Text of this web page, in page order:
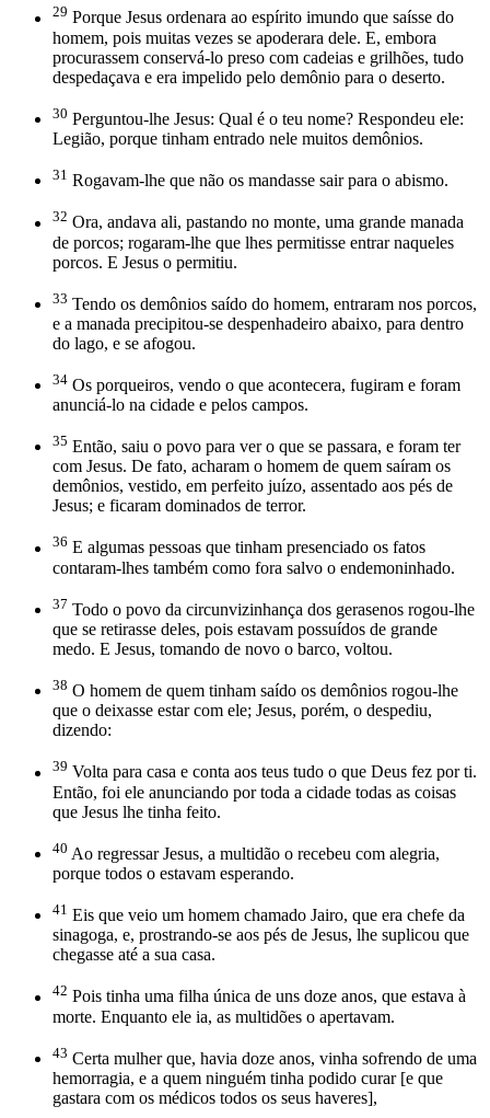
29 Porque Jesus ordenara ao espírito imundo que saísse do
homem, pois muitas vezes se apoderara dele. E, embora
procurassem conservá-lo preso com cadeias e grilhões, tudo
despedaçava e era impelido pelo demônio para o deserto.
30 Perguntou-lhe Jesus: Qual é o teu nome? Respondeu ele:
Legião, porque tinham entrado nele muitos demônios.
31 Rogavam-lhe que não os mandasse sair para o abismo.
32 Ora, andava ali, pastando no monte, uma grande manada
de porcos; rogaram-lhe que lhes permitisse entrar naqueles
porcos. E Jesus o permitiu.
33 Tendo os demônios saído do homem, entraram nos porcos,
e a manada precipitou-se despenhadeiro abaixo, para dentro
do lago, e se afogou.
34 Os porqueiros, vendo o que acontecera, fugiram e foram
anunciá-lo na cidade e pelos campos.
35 Então, saiu o povo para ver o que se passara, e foram ter
com Jesus. De fato, acharam o homem de quem saíram os
demônios, vestido, em perfeito juízo, assentado aos pés de
Jesus; e ficaram dominados de terror.
36 E algumas pessoas que tinham presenciado os fatos
contaram-lhes também como fora salvo o endemoninhado.
37 Todo o povo da circunvizinhança dos gerasenos rogou-lhe
que se retirasse deles, pois estavam possuídos de grande
medo. E Jesus, tomando de novo o barco, voltou.
38 O homem de quem tinham saído os demônios rogou-lhe
que o deixasse estar com ele; Jesus, porém, o despediu,
dizendo:
39 Volta para casa e conta aos teus tudo o que Deus fez por ti.
Então, foi ele anunciando por toda a cidade todas as coisas
que Jesus lhe tinha feito.
40 Ao regressar Jesus, a multidão o recebeu com alegria,
porque todos o estavam esperando.
41 Eis que veio um homem chamado Jairo, que era chefe da
sinagoga, e, prostrando-se aos pés de Jesus, lhe suplicou que
chegasse até a sua casa.
42 Pois tinha uma filha única de uns doze anos, que estava à
morte. Enquanto ele ia, as multidões o apertavam.
43 Certa mulher que, havia doze anos, vinha sofrendo de uma
hemorragia, e a quem ninguém tinha podido curar [e que
gastara com os médicos todos os seus haveres],